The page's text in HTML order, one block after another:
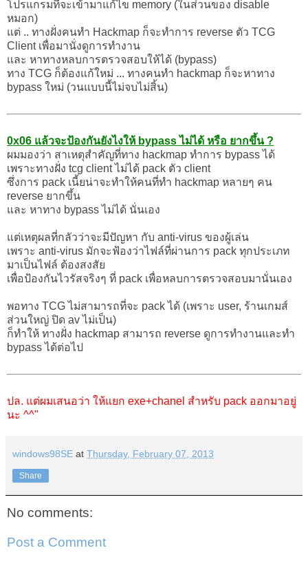
โปรแกรมที่จะเข้ามาแก้ไข memory (ในส่วนของ disable
หมอก)
แต่ .. ทางฝั่งคนทำ Hackmap ก็จะทำการ reverse ตัว TCG
Client เพื่อมานั่งดูการทำงาน
และ หาทางหลบการตรวจสอบให้ได้ (bypass)
ทาง TCG ก็ต้องแก้ใหม่ ... ทางคนทำ hackmap ก็จะหาทาง
bypass ใหม่ (วนแบบนี้ไม่จบไม่สิ้น)
0x06 แล้วจะป้องกันยังไงให้ bypass ไม่ได้ หรือ ยากขึ้น ?
ผมมองว่า สาเหตุสำคัญที่ทาง hackmap ทำการ bypass ได้
เพราะทางฝั่ง tcg client ไม่ได้ pack ตัว client
ซึ่งการ pack เนี้ยน่าจะทำให้คนที่ทำ hackmap หลายๆ คน
reverse ยากขึ้น
และ หาทาง bypass ไม่ได้ นั่นเอง
แต่เหตุผลที่กลัวว่าจะมีปัญหา กับ anti-virus ของผู้เล่น
เพราะ anti-virus มักจะฟ้องว่าไฟล์ที่ผ่านการ pack ทุกประเภท
มาเป็นไฟล์ ต้องสงสัย
เพื่อป้องกันไวรัสจริงๆ ที่ pack เพื่อหลบการตรวจสอบมานั่นเอง
พอทาง TCG ไม่สามารถที่จะ pack ได้ (เพราะ user, ร้านเกมส์
ส่วนใหญ่ ปิด av ไม่เป็น)
ก็ทำให้ ทางฝั่ง hackmap สามารถ reverse ดูการทำงานและทำ
bypass ได้ต่อไป
ปล. แต่ผมเสนอว่า ให้แยก exe+chanel สำหรับ pack ออกมาอยู่
นะ ^^"
windows98SE at Thursday, February 07, 2013
Share
No comments:
Post a Comment